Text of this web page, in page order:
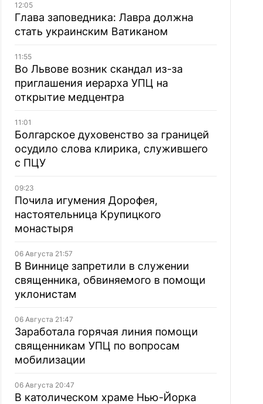
12:05
Глава заповедника: Лавра должна
стать украинским Ватиканом
11:55
Во Львове возник скандал из-за
приглашения иерарха УПЦ на
открытие медцентра
11:01
Болгарское духовенство за границей
осудило слова клирика, служившего
с ПЦУ
09:23
Почила игумения Дорофея,
настоятельница Крупицкого
монастыря
06 Августа 21:57
В Виннице запретили в служении
священника, обвиняемого в помощи
уклонистам
06 Августа 21:47
Заработала горячая линия помощи
священникам УПЦ по вопросам
мобилизации
06 Августа 20:47
В католическом храме Нью-Йорка